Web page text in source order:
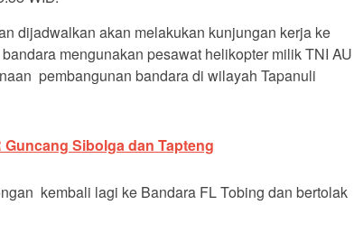
dijadwalkan akan melakukan kunjungan kerja ke
mengunakan pesawat helikopter milik TNI AU
pembangunan bandara di wilayah Tapanuli
Guncang Sibolga dan Tapteng
kembali lagi ke Bandara FL Tobing dan bertolak